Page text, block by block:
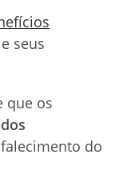
seus
que os
do